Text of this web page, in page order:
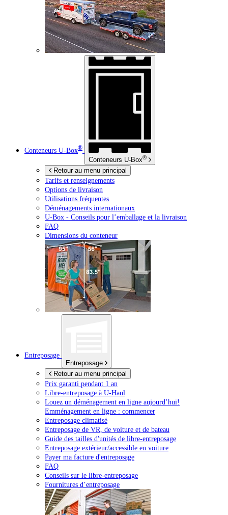
Conteneurs U-Box®
Conteneurs U-Box®
Retour au menu principal
Tarifs et renseignements
Options de livraison
Utilisations fréquentes
Déménagements internationaux
U-Box - Conseils pour l’emballage et la livraison
FAQ
Dimensions du conteneur
Entreposage
Entreposage
Retour au menu principal
Prix garanti pendant 1 an
Libre-entreposage à U-Haul
Louez un déménagement en ligne aujourd’hui!
Emménagement en ligne : commencer
Entreposage climatisé
Entreposage de VR, de voiture et de bateau
Guide des tailles d'unités de libre-entreposage
Entreposage extérieur/accessible en voiture
Payer ma facture d'entreposage
FAQ
Conseils sur le libre-entreposage
Fournitures d’entreposage